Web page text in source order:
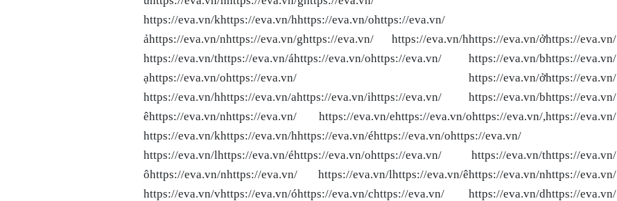
https://eva.vn/khttps://eva.vn/hhttps://eva.vn/ohttps://eva.vn/
ảhttps://eva.vn/nhttps://eva.vn/ghttps://eva.vn/ https://eva.vn/hhttps://eva.vn/ởhttps://eva.vn/
https://eva.vn/thttps://eva.vn/áhttps://eva.vn/ohttps://eva.vn/ https://eva.vn/bhttps://eva.vn/
ạhttps://eva.vn/ohttps://eva.vn/ https://eva.vn/ởhttps://eva.vn/
https://eva.vn/hhttps://eva.vn/ahttps://eva.vn/ihttps://eva.vn/ https://eva.vn/bhttps://eva.vn/
êhttps://eva.vn/nhttps://eva.vn/ https://eva.vn/ehttps://eva.vn/ohttps://eva.vn/,https://eva.vn/
https://eva.vn/khttps://eva.vn/hhttps://eva.vn/éhttps://eva.vn/ohttps://eva.vn/
https://eva.vn/lhttps://eva.vn/éhttps://eva.vn/ohttps://eva.vn/ https://eva.vn/thttps://eva.vn/
ôhttps://eva.vn/nhttps://eva.vn/ https://eva.vn/lhttps://eva.vn/êhttps://eva.vn/nhttps://eva.vn/
https://eva.vn/vhttps://eva.vn/óhttps://eva.vn/chttps://eva.vn/ https://eva.vn/dhttps://eva.vn/